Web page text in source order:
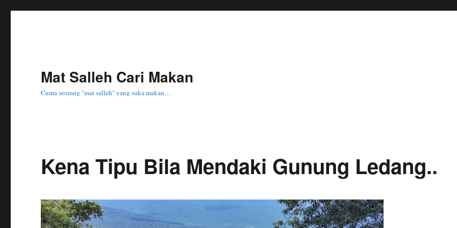
Mat Salleh Cari Makan
Cuma seorang "mat salleh" yang suka makan…
Kena Tipu Bila Mendaki Gunung Ledang..